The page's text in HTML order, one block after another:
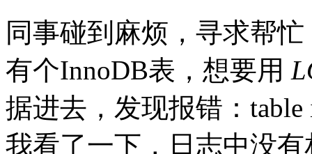
同事碰到麻烦，寻求帮
有个InnoDB表，想要用
据进去，发现报错：
我看了一下，日志中没